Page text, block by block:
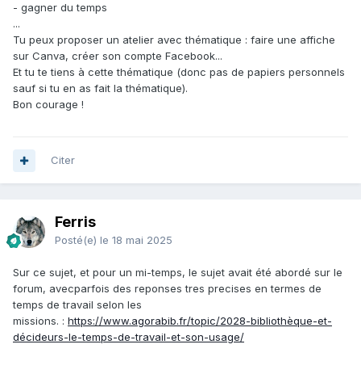
- gagner du temps
...
Tu peux proposer un atelier avec thématique : faire une affiche
sur Canva, créer son compte Facebook...
Et tu te tiens à cette thématique (donc pas de papiers personnels
sauf si tu en as fait la thématique).
Bon courage !
Citer
Ferris
Posté(e) le 18 mai 2025
Sur ce sujet, et pour un mi-temps, le sujet avait été abordé sur le
forum, avecparfois des reponses tres precises en termes de
temps de travail selon les
missions. : https://www.agorabib.fr/topic/2028-bibliothèque-et-
décideurs-le-temps-de-travail-et-son-usage/